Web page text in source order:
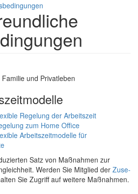
und Privatleben
Regelung der Arbeitszeit
zum Home Office
Arbeitszeitmodelle für
Satz von Maßnahmen zur
Werden Sie Mitglied der Zuse-
Sie Zugriff auf weitere Maßnahmen.